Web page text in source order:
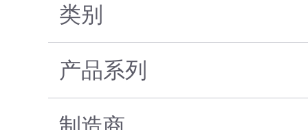
类别
产品系列